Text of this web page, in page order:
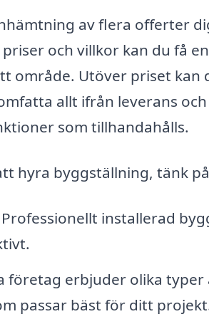
av flera offerter
och villkor kan du få
område. Utöver priset kan
allt ifrån leverans
som tillhandahålls.
hyra byggställning, tänk
installerad
företag erbjuder olika
passar bäst för ditt